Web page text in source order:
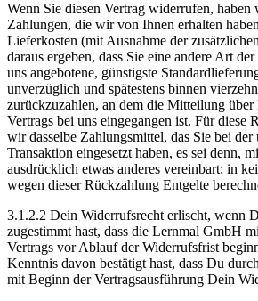
Wenn Sie diesen Vertrag widerrufen, haben
Zahlungen, die wir von Ihnen erhalten
Lieferkosten (mit Ausnahme der
daraus ergeben, dass Sie eine andere Art
uns angebotene, günstigste
unverzüglich und spätestens binnen
zurückzuzahlen, an dem die Mitteilung über
Vertrags bei uns eingegangen ist. Für diese
wir dasselbe Zahlungsmittel, das Sie bei der
Transaktion eingesetzt haben, es sei denn,
ausdrücklich etwas anderes vereinbart; in
wegen dieser Rückzahlung Entgelte
3.1.2.2 Dein Widerrufsrecht erlischt, wenn
zugestimmt hast, dass die Lernmal GmbH
Vertrags vor Ablauf der Widerrufsfrist
Kenntnis davon bestätigt hast, dass Du
mit Beginn der Vertragsausführung Dein